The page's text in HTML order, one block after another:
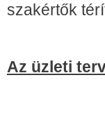
szakértők
Az üzleti